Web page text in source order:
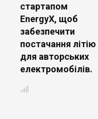
стартапом
EnergyX, щоб
забезпечити
постачання літію
для авторських
електромобілів.